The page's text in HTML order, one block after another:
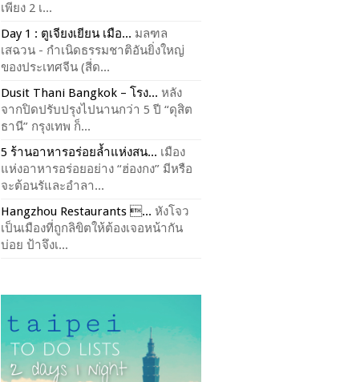
เพียง 2 เ...
Day 1 : ตูเจียงเยียน เมือ... มลฑล
เสฉวน - กำเนิดธรรมชาติอันยิ่งใหญ่
ของประเทศจีน (สี่ด...
Dusit Thani Bangkok – โรง... หลัง
จากปิดปรับปรุงไปนานกว่า 5 ปี “ดุสิต
ธานี” กรุงเทพ ก็...
5 ร้านอาหารอร่อยล้ำแห่งสน... เมือง
แห่งอาหารอร่อยอย่าง “ฮ่องกง” มีหรือ
จะต้อนรัและอำลา...
Hangzhou Restaurants ... หังโจว
เป็นเมืองที่ถูกลิขิตให้ต้องเจอหน้ากัน
บ่อย ป้าจึงเ...